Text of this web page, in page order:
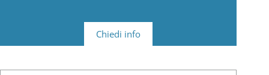
Chiedi info